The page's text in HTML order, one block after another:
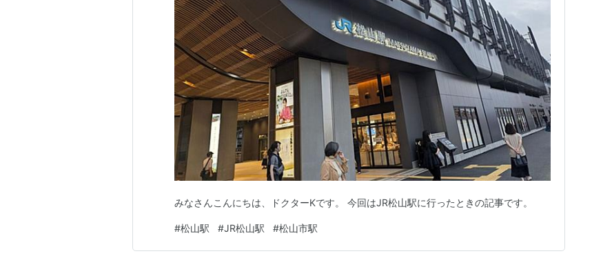
JR松山駅からは徒歩5分程の大手町駅の方が近い。
路面電車の伊予鉄道環状線の「松山駅前」停留所があり、路面電車で移動可能である
路線案内 JR四国＜＜
予讃線
高松駅… 坂出駅… 宇多津… 丸亀駅 多度津 …観音寺… 下段へ↓
↑上段へ… 川之江 …伊予三島…新居浜駅… 伊予西条…壬生川駅…今治駅…下段へ↓
↑上段続き
…伊予北条…伊予和気 三津浜←「松山駅」→市坪− 北伊予…伊予市駅
予讃線 支線・内子線 （ 向井原以遠新線）…(至・伊予中山 内子 新谷 伊予大洲
予讃線（ 向井原以遠旧線）…(至・
)
みなさんこんにちは、ドクターKです。 今回はJR松山駅に行ったときの記事です。
#松山駅 #JR松山駅 #松山市駅